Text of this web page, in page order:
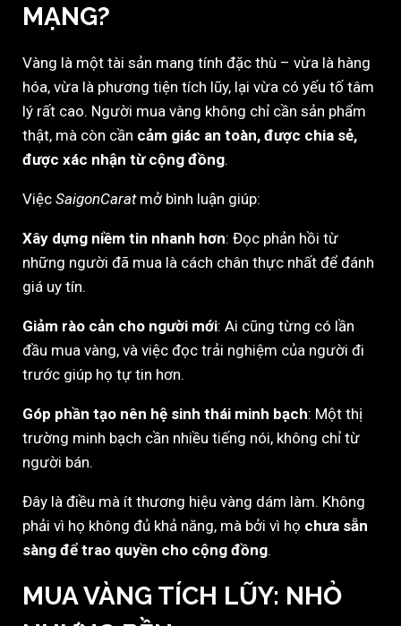
MẠNG?
Vàng là một tài sản mang tính đặc thù – vừa là hàng
hóa, vừa là phương tiện tích lũy, lại vừa có yếu tố tâm
lý rất cao. Người mua vàng không chỉ cần sản phẩm
thật, mà còn cần cảm giác an toàn, được chia sẻ,
được xác nhận từ cộng đồng.
Việc SaigonCaratmở bình luận giúp:
Xây dựng niềm tin nhanh hơn: Đọc phản hồi từ
những người đã mua là cách chân thực nhất để đánh
giá uy tín.
Giảm rào cản cho người mới: Ai cũng từng có lần
đầu mua vàng, và việc đọc trải nghiệm của người đi
trước giúp họ tự tin hơn.
Góp phần tạo nên hệ sinh thái minh bạch: Một thị
trường minh bạch cần nhiều tiếng nói, không chỉ từ
người bán.
Đây là điều mà ít thương hiệu vàng dám làm. Không
phải vì họ không đủ khả năng, mà bởi vì họ chưa sẵn
sàng để trao quyền cho cộng đồng.
MUA VÀNG TÍCH LŨY: NHỎ